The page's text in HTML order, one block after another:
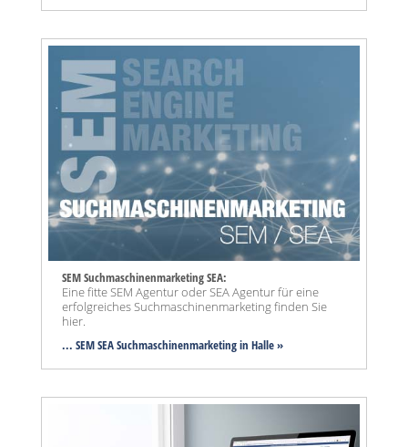
SEM Suchmaschinenmarketing SEA:
Eine fitte SEM Agentur oder SEA Agentur für eine
erfolgreiches Suchmaschinenmarketing finden Sie
hier.
... SEM SEA Suchmaschinenmarketingin Halle »